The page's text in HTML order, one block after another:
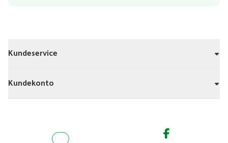
Kundeservice
Kundekonto